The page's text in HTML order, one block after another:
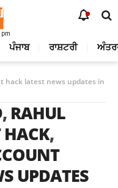
pm
ਪੰਜਾਬ ਰਾਸ਼ਟਰੀ
hack latest news updates in
, RAHUL
,
UPDATES